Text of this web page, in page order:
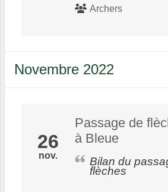
Archers
Novembre 2022
26
nov.
Passage de
à Bleue
Bilan du passage de
flèches